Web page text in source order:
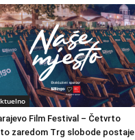
Film Festival – Četvrto
zaredom Trg slobode postaje